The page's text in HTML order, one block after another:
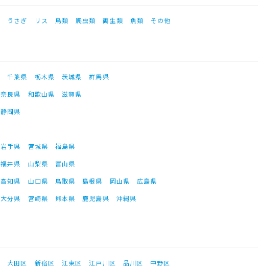
うさぎ リス 鳥類 爬虫類 両生類 魚類 その他
千葉県 栃木県 茨城県
群馬県
奈良県 和歌山県
滋賀県
静岡県
岩手県 宮城県
福島県
福井県 山梨県
富山県
高知県 山口県 鳥取県 島根県 岡山県
広島県
大分県 宮崎県 熊本県 鹿児島県 沖縄県
大田区 新宿区 江東区 江戸川区 品川区
中野区